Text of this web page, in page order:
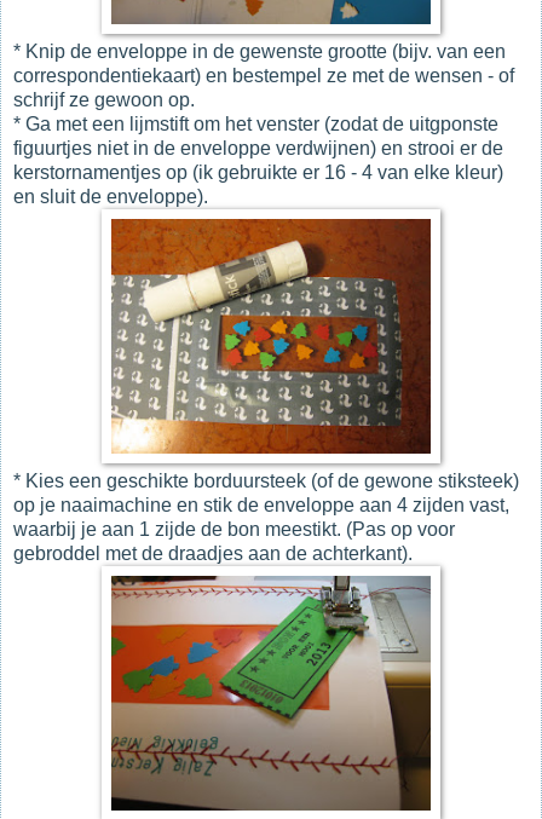
* Knip de enveloppe in de gewenste grootte (bijv. van een
correspondentiekaart) en bestempel ze met de wensen - of
schrijf ze gewoon op.
* Ga met een lijmstift om het venster (zodat de uitgponste
figuurtjes niet in de enveloppe verdwijnen) en strooi er de
kerstornamentjes op (ik gebruikte er 16 - 4 van elke kleur)
en sluit de enveloppe).
* Kies een geschikte borduursteek (of de gewone stiksteek)
op je naaimachine en stik de enveloppe aan 4 zijden vast,
waarbij je aan 1 zijde de bon meestikt. (Pas op voor
gebroddel met de draadjes aan de achterkant).